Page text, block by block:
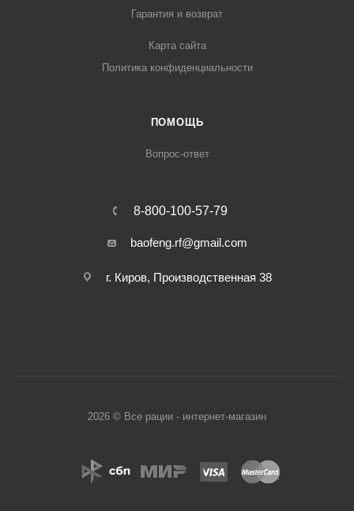
Гарантия и возврат
Карта сайта
Политика конфиденциальности
ПОМОЩЬ
Вопрос-ответ
8-800-100-57-79
baofeng.rf@gmail.com
г. Киров, Производственная 38
2026 © Все рации - интернет-магазин